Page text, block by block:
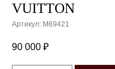
VUITTON
Артикул: M69421
90 000 ₽